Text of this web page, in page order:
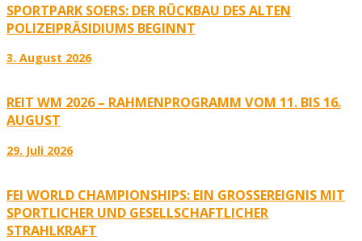
SPORTPARK SOERS: DER RÜCKBAU DES ALTEN
POLIZEIPRÄSIDIUMS BEGINNT
3. August 2026
REIT WM 2026 – RAHMENPROGRAMM VOM 11. BIS 16.
AUGUST
29. Juli 2026
FEI WORLD CHAMPIONSHIPS: EIN GROSSEREIGNIS MIT S
PORTLICHER UND GESELLSCHAFTLICHER S
TRAHLKRAFT